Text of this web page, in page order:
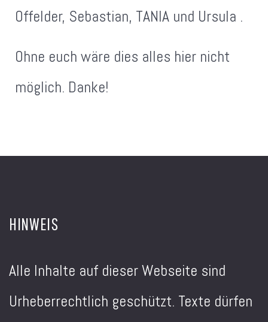
Offelder, Sebastian, TANIA und Ursula .
Ohne euch wäre dies alles hier nicht
möglich. Danke!
HINWEIS
Alle Inhalte auf dieser Webseite sind
Urheberrechtlich geschützt. Texte dürfen